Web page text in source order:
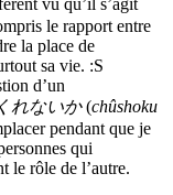
vu qu’il s’agit
le rapport entre
la place de
sa vie. :S
d’un
れないか(chûshoku
pendant que je
qui
le rôle de l’autre.